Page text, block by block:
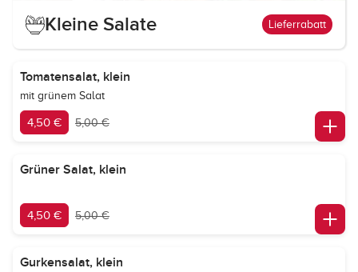
Kleine Salate Lieferrabatt
Tomatensalat, klein
mit grünem Salat
4,50 € 5,00 €
Grüner Salat, klein
4,50 € 5,00 €
Gurkensalat, klein